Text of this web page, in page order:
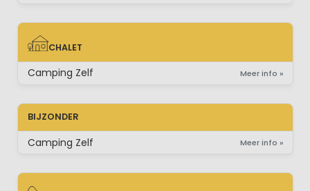
CHALET
CHALET
Camping Zelf Meer info »
BIJZONDER
Camping Zelf Meer info »